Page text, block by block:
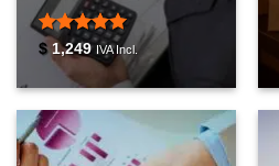
Valorado
con
4.93
de 5
$1,249 IVA Incl.